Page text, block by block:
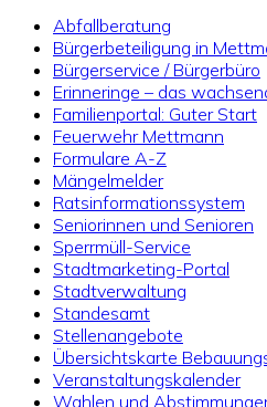
Abfallberatung
Bürgerbeteiligung in
Bürgerservice / Bürgerbüro
Erinneringe – das
Familienportal: Guter Start
Feuerwehr Mettmann
Formulare A-Z
Mängelmelder
Ratsinformationssystem
Seniorinnen und Senioren
Sperrmüll-Service
Stadtmarketing-Portal
Stadtverwaltung
Standesamt
Stellenangebote
Übersichtskarte
Veranstaltungskalender
Wahlen und